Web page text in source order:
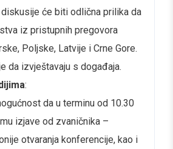
će biti odlična prilika da
iz pristupnih pregovora
Poljske, Latvije i Crne Gore.
da izvještavaju s događaja.
:
da u terminu od 10.30
izjave od zvaničnika –
otvaranja konferencije, kao i